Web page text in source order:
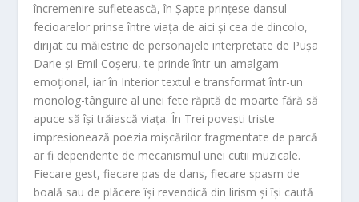
încremenire sufletească, înȘapte prințese dansul
fecioarelor prinse între viața de aici și cea de dincolo,
dirijat cu măiestrie de personajele interpretate de Pușa
Darie și Emil Coșeru, te prinde într-un amalgam
emoțional, iar în Interior textul e transformat într-un
monolog-tânguire al unei fete răpită de moarte fără să
apuce să își trăiască viața. În Trei povești triste
impresionează poezia mișcărilor fragmentate de parcă
ar fi dependente de mecanismul unei cutii muzicale.
Fiecare gest, fiecare pas de dans, fiecare spasm de
boală sau de plăcere își revendică din lirism și își caută